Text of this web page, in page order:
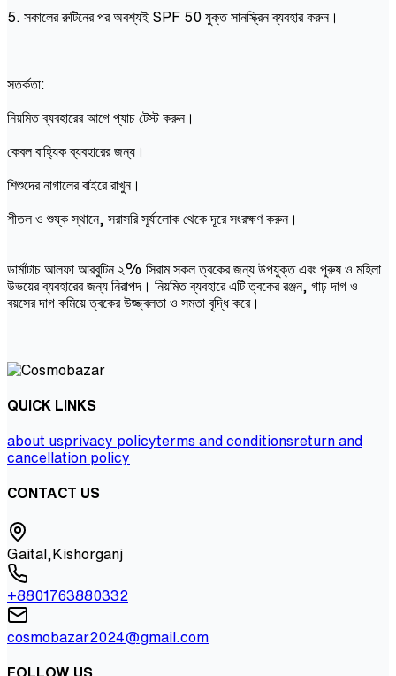
5. সকালের রুটিনের পর অবশ্যই SPF 50 যুক্ত সানস্ক্রিন ব্যবহার করুন।
সতর্কতা:
নিয়মিত ব্যবহারের আগে প্যাচ টেস্ট করুন।
কেবল বাহ্যিক ব্যবহারের জন্য।
শিশুদের নাগালের বাইরে রাখুন।
শীতল ও শুষ্ক স্থানে, সরাসরি সূর্যালোক থেকে দূরে সংরক্ষণ করুন।
ডার্মাটাচ আলফা আরবুটিন ২% সিরাম সকল ত্বকের জন্য উপযুক্ত এবং পুরুষ ও মহিলা
উভয়ের ব্যবহারের জন্য নিরাপদ। নিয়মিত ব্যবহারে এটি ত্বকের রঞ্জন, গাঢ় দাগ ও
বয়সের দাগ কমিয়ে ত্বকের উজ্জ্বলতা ও সমতা বৃদ্ধি করে।
QUICK LINKS
about usprivacy policyterms and conditionsreturn and
cancellation policy
CONTACT US
Gaital,Kishorganj
+8801763880332
cosmobazar2024@gmail.com
FOLLOW US